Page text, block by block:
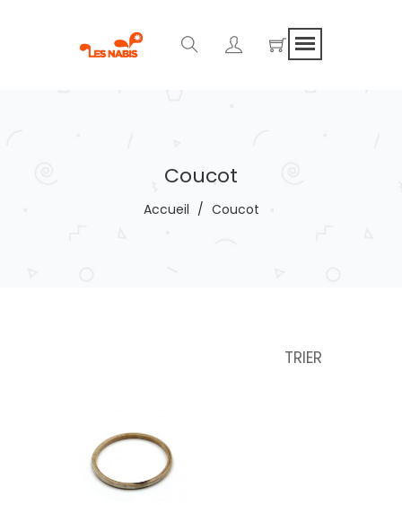
Coucot
Accueil / Coucot
TRIER